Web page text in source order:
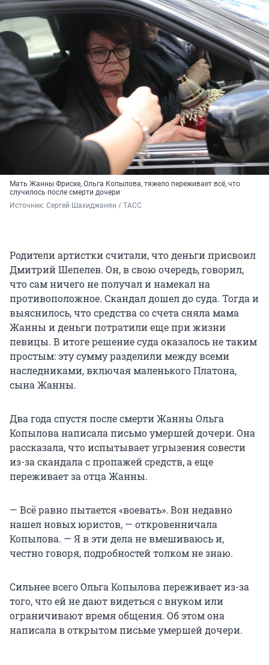
Мать Жанны Фриске, Ольга Копылова, тяжело переживает всё, что
случилось после смерти дочери
Источник: Сергей Шахиджанян / ТАСС
Родители артистки считали, что деньги присвоил
Дмитрий Шепелев. Он, в свою очередь, говорил,
что сам ничего не получал и намекал на
противоположное. Скандал дошел до суда. Тогда и
выяснилось, что средства со счета сняла мама
Жанны и деньги потратили еще при жизни
певицы. В итоге решение суда оказалось не таким
простым: эту сумму разделили между всеми
наследниками, включая маленького Платона,
сына Жанны.
Два года спустя после смерти Жанны Ольга
Копылова написала письмо умершей дочери. Она
рассказала, что испытывает угрызения совести
из-за скандала с пропажей средств, а еще
переживает за отца Жанны.
— Всё равно пытается «воевать». Вон недавно
нашел новых юристов, — откровенничала
Копылова. — Я в эти дела не вмешиваюсь и,
честно говоря, подробностей толком не знаю.
Сильнее всего Ольга Копылова переживает из-за
того, что ей не дают видеться с внуком или
ограничивают время общения. Об этом она
написала в открытом письме умершей дочери.